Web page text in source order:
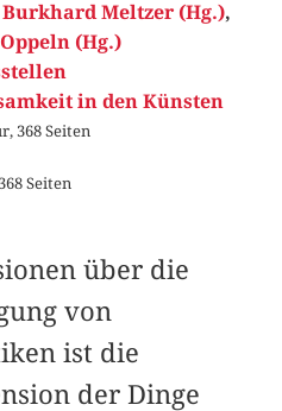
Burkhard Meltzer (Hg.),
(Hg.)
in den Künsten
368 Seiten
Seiten
über die
von
ist die
der Dinge